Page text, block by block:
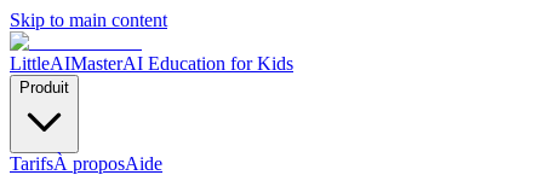
Skip to main content
LittleAIMasterAI Education for Kids
Produit
TarifsÀ proposAide